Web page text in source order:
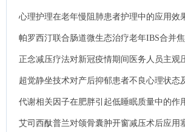
心理护理在老年慢阻肺患者护理中的应用效
郁情绪的影响.
帕罗西汀联合肠道微生态治疗老年IBS合并
其对血清炎症因子及肠道菌群的影响.
正念减压疗法对新冠疫情期间医务人员主观
响.
超觉静坐技术对产后抑郁患者不良心理状态
代谢相关因子在肥胖引起低睡眠质量中的作
艾司西酞普兰对颌骨囊肿开窗减压术后应用